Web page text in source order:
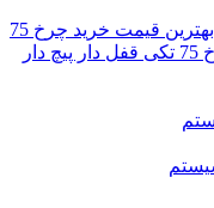
بهترین قیمت خرید چرخ 75
قیمت چرخ 75 تکی قفل دار پیچ دار